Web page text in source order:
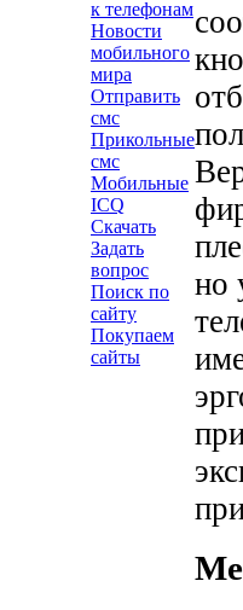
к телефонам
Новости
мобильного
мира
Отправить
смс
Прикольные
смс
Мобильные
ICQ
Скачать
Задать
вопрос
Поиск по
сайту
Покупаем
сайты
но